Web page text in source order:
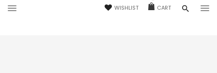
WISHLIST CART